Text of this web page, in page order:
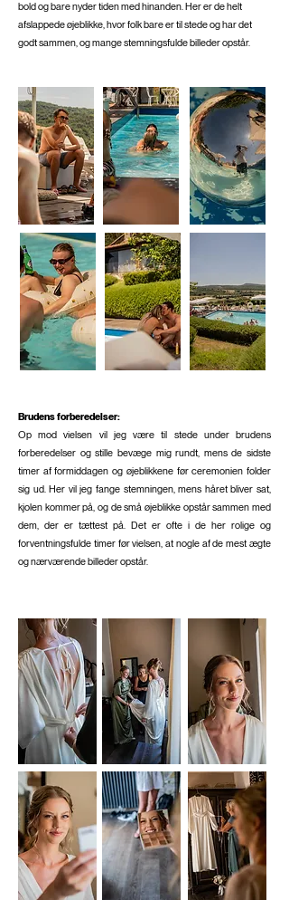
bold og bare nyder tiden med hinanden. Her er de helt
afslappede øjeblikke, hvor folk bare er til stede og har det
godt sammen, og mange stemningsfulde billeder opstår.
Brudens forberedelser:
Op mod vielsen vil jeg være til stede under brudens
forberedelser og stille bevæge mig rundt, mens de sidste
timer af formiddagen og øjeblikkene før ceremonien folder
sig ud. Her vil jeg fange stemningen, mens håret bliver sat,
kjolen kommer på, og de små øjeblikke opstår sammen med
dem, der er tættest på. Det er ofte i de her rolige og
forventningsfulde timer før vielsen, at nogle af de mest ægte
og nærværende billeder opstår.